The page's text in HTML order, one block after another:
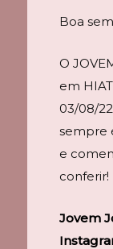
Boa
O
em
03/08/
sempre
e
conferir!
Jovem